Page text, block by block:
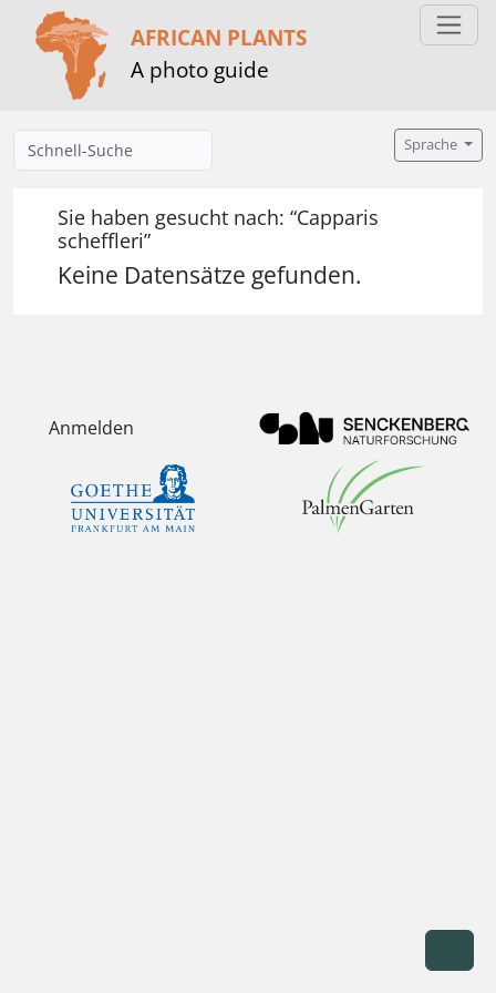
AFRICAN PLANTS
A photo guide
Sprache
Sie haben gesucht nach: “Capparis
scheffleri”
Keine Datensätze gefunden.
Anmelden